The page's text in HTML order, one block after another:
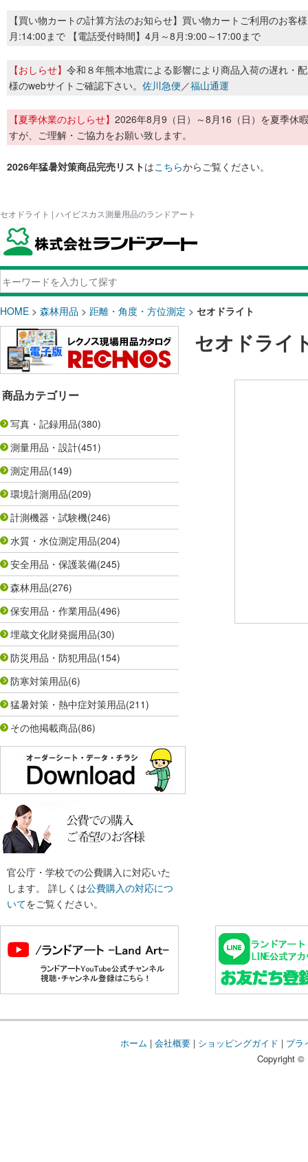
【買い物カートの計算方法のお知らせ】買い物カートご利用のお客
月:14:00まで 【電話受付時間】4月～8月:9:00～17:00まで
【おしらせ】 令和８年熊本地震による影響により商品入荷の遅れ・
様のwebサイトご確認下さい。 佐川急便／福山通運
【夏季休業のおしらせ】 2026年8月9（日）～8月16（日）を夏季休
すが、ご理解・ご協力をお願い致します。
2026年猛暑対策商品完売リストはこちらからご覧ください。
セオドライト | ハイビスカス測量用品のランドアート
HOME > 森林用品 > 距離・角度・方位測定 > セオドライト
商品カテゴリー
写真・記録用品(380)
測量用品・設計(451)
測定用品(149)
環境計測用品(209)
計測機器・試験機(246)
水質・水位測定用品(204)
安全用品・保護装備(245)
森林用品(276)
保安用品・作業用品(496)
埋蔵文化財発掘用品(30)
防災用品・防犯用品(154)
防寒対策用品(6)
猛暑対策・熱中症対策用品(211)
その他掲載商品(86)
官公庁・学校での公費購入に対応いた
します。 詳しくは公費購入の対応につ
いてをご覧ください。
セオドライ
ホーム | 会社概要| ショッピングガイド | プラ
Copyright ©